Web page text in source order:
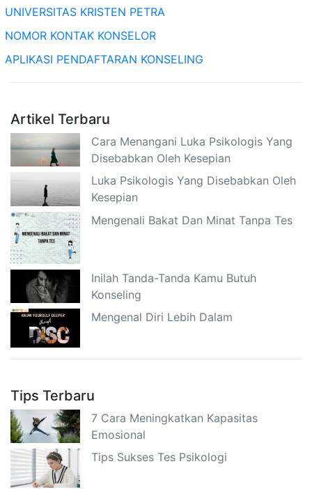
UNIVERSITAS KRISTEN PETRA
NOMOR KONTAK KONSELOR
APLIKASI PENDAFTARAN KONSELING
Artikel Terbaru
Cara Menangani Luka Psikologis Yang
Disebabkan Oleh Kesepian
Luka Psikologis Yang Disebabkan Oleh
Kesepian
Mengenali Bakat Dan Minat Tanpa Tes
Inilah Tanda-Tanda Kamu Butuh
Konseling
Mengenal Diri Lebih Dalam
Tips Terbaru
7 Cara Meningkatkan Kapasitas
Emosional
Tips Sukses Tes Psikologi